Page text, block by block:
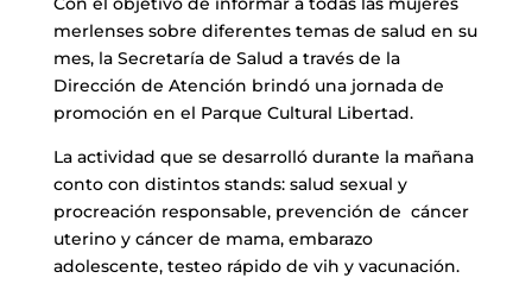
merlenses sobre diferentes temas de salud en su
mes, la Secretaría de Salud a través de la
Dirección de Atención brindó una jornada de
promoción en el Parque Cultural Libertad.
La actividad que se desarrolló durante la mañana
conto con distintos stands: salud sexual y
procreación responsable, prevención de cáncer
uterino y cáncer de mama, embarazo
adolescente, testeo rápido de vih y vacunación.